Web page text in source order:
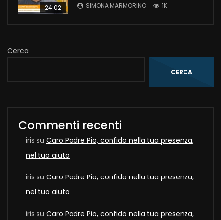
24:02 SIMONA MARMORINO 1K
Cerca
CERCA
Commenti recenti
iris su Caro Padre Pio, confido nella tua presenza,
nel tuo aiuto
iris su Caro Padre Pio, confido nella tua presenza,
nel tuo aiuto
iris su Caro Padre Pio, confido nella tua presenza,